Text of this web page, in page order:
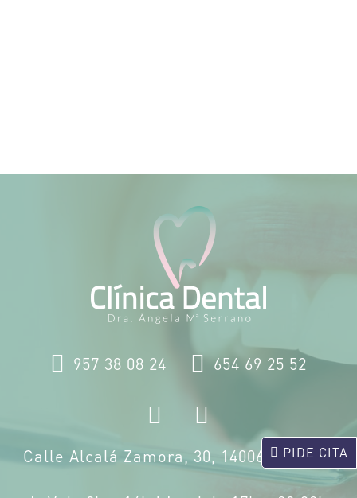
PIDE CITA
957 38 08 24 654 69 25 52
Calle Alcalá Zamora, 30, 14006 Córdoba